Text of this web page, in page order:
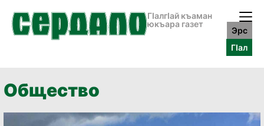
ГӀалгӀай къаман
юкъара газет
Эрс
ГӀал
Общество